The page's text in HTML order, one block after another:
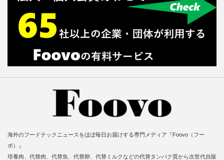
海外のフードテックニュースをほぼ毎日お届けする専門メディア『Foovo（フー
ボ）』
培養肉、代替肉、代替魚、代替卵、代替ミルクなどの代替タンパク質から次世代自販